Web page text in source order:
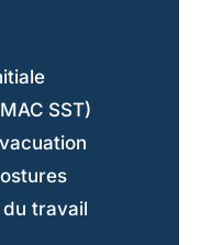
SST)
travail